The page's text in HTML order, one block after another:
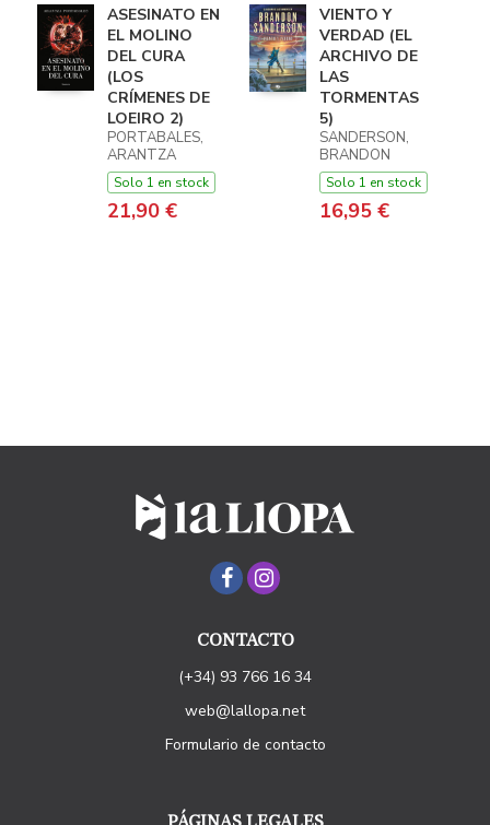
ASESINATO EN
EL MOLINO
DEL CURA
(LOS
CRÍMENES DE
LOEIRO 2)
PORTABALES,
ARANTZA
Solo 1 en stock
21,90 €
VIENTO Y
VERDAD (EL
ARCHIVO DE
LAS
TORMENTAS
5)
SANDERSON,
BRANDON
Solo 1 en stock
16,95 €
CONTACTO
(+34) 93 766 16 34
web@lallopa.net
Formulario de contacto